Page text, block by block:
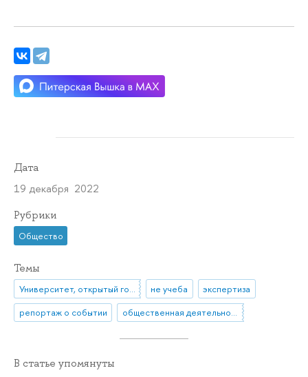
Дата
19 декабря 2022
Рубрики
Общество
Темы
Университет, открытый городу не учеба
экспертиза
репортаж о событии
общественная деятельность
В статье упомянуты